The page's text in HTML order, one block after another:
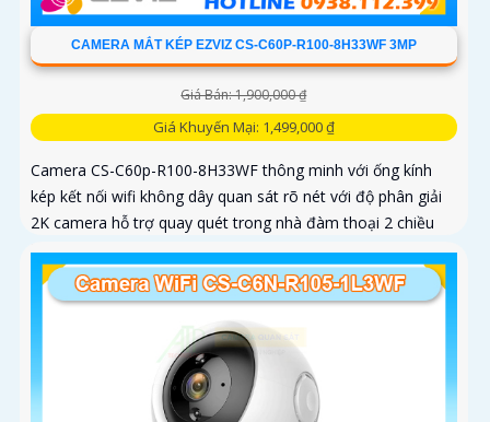
CAMERA MẮT KÉP EZVIZ CS-C60P-R100-8H33WF 3MP
Giá Bán: 1,900,000 ₫
Giá Khuyến Mại: 1,499,000 ₫
Camera CS-C60p-R100-8H33WF thông minh với ống kính
kép kết nối wifi không dây quan sát rõ nét với độ phân giải
2K camera hỗ trợ quay quét trong nhà đàm thoại 2 chiều
tiện lợi và tích hợp nút gọi điện cảm ứng nhanh chóng Với
chuẩn nén H.265 camera giúp tiết kiệm băng thông và dung
lượng lưu trữ hiệu quả